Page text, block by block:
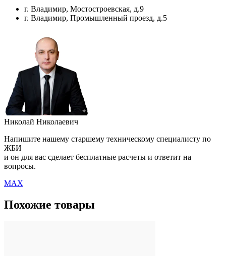
г. Владимир, Мостостроевская, д.9
г. Владимир, Промышленный проезд, д.5
Николай Николаевич
Напишите нашему старшему техническому специалисту по
ЖБИ
и он для вас сделает бесплатные расчеты и ответит на
вопросы.
MAX
Похожие товары